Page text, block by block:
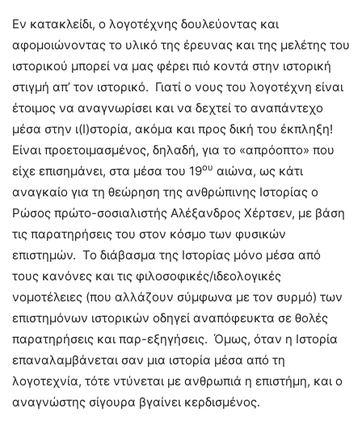
Εν κατακλείδι, ο λογοτέχνης δουλεύοντας και
αφομοιώνοντας το υλικό της έρευνας και της μελέτης του
ιστορικού μπορεί να μας φέρει πιό κοντά στην ιστορική
στιγμή απ’ τον ιστορικό. Γιατί ο νους του λογοτέχνη είναι
έτοιμος να αναγνωρίσει και να δεχτεί το αναπάντεχο
μέσα στην ι(Ι)στορία, ακόμα και προς δική του έκπληξη!
Είναι προετοιμασμένος, δηλαδή, για το «απρόοπτο» που
είχε επισημάνει, στα μέσα του 19ου αιώνα, ως κάτι
αναγκαίο για τη θεώρηση της ανθρώπινης Ιστορίας ο
Ρώσος πρώτο-σοσιαλιστής Αλέξανδρος Χέρτσεν, με βάση
τις παρατηρήσεις του στον κόσμο των φυσικών
επιστημών. Το διάβασμα της Ιστορίας μόνο μέσα από
τους κανόνες και τις φιλοσοφικές/ιδεολογικές
νομοτέλειες (που αλλάζουν σύμφωνα με τον συρμό) των
επιστημόνων ιστορικών οδηγεί αναπόφευκτα σε θολές
παρατηρήσεις και παρ-εξηγήσεις. Όμως, όταν η Ιστορία
επαναλαμβάνεται σαν μια ιστορία μέσα από τη
λογοτεχνία, τότε ντύνεται με ανθρωπιά η επιστήμη, και ο
αναγνώστης σίγουρα βγαίνει κερδισμένος.